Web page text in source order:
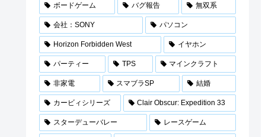
ボードゲーム バグ報告 無双系
会社：SONY パソコン
Horizon Forbidden West イヤホン
パーティー TPS マインクラフト
非家電 スマブラSP 結婚
カービィシリーズ Clair Obscur: Expedition 33
スターデューバレー レースゲーム